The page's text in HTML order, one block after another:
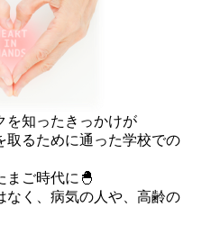
を知ったきっかけが
取るために通った学校での
まご時代に🐣
なく、病気の人や、高齢の